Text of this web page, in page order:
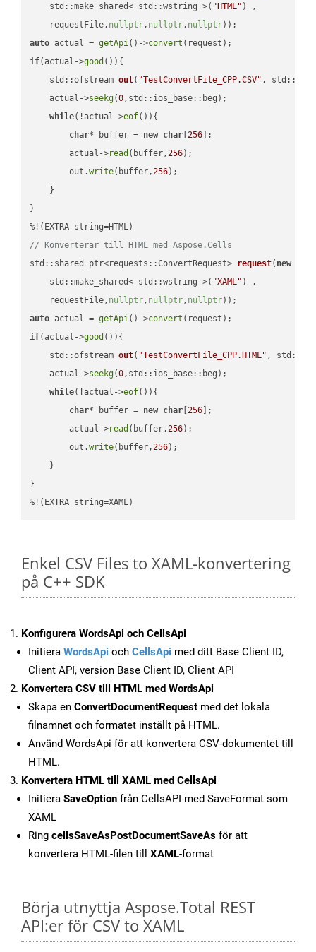
    std::make_shared< std::wstring >(
"HTML" ) ,
    requestFile,
nullptr, nullptr, nullptr))
auto actual = getApi()->convert
if(actual->good ()){
std::ofstream out( "TestConvertFile_CPP.CSV" ,
    actual->
seekg(0,std::ios_base::beg);
while(!actual->eof()){
char* buffer = new char [256 ];
        actual->
read (buffer,256);
        out.
write(buffer,256);
    }
}
// Konverterar till HTML med Aspose.Cells
std::shared_ptr<requests::ConvertRequest> request( new
    std::make_shared< std::wstring >(
"XAML" ) ,
    requestFile,
nullptr, nullptr, nullptr))
auto actual = getApi()->convert
if(actual->good ()){
std::ofstream out( "TestConvertFile_CPP.HTML" ,
    actual->
seekg(0,std::ios_base::beg);
while(!actual->eof()){
char* buffer = new char [256 ];
        actual->
read (buffer,256);
        out.
write(buffer,256);
    }
}
%!(EXTRA string=XAML)
Enkel CSV Files to XAML-konvertering
på C++ SDK
Konfigurera WordsApi och CellsApi
Initiera WordsApi och CellsApi med ditt Base Client ID,
Client API, version Base Client ID, Client API
Konvertera CSV till HTML med WordsApi
Skapa en ConvertDocumentRequest med det lokala
filnamnet och formatet inställt på HTML.
Använd WordsApi för att konvertera CSV-dokumentet till
HTML.
Konvertera HTML till XAML med CellsApi
Initiera SaveOption från CellsAPI med SaveFormat som
XAML
Ring cellsSaveAsPostDocumentSaveAs för att
konvertera HTML-filen till XAML-format
Börja utnyttja Aspose.Total REST
API:er för CSV to XAML